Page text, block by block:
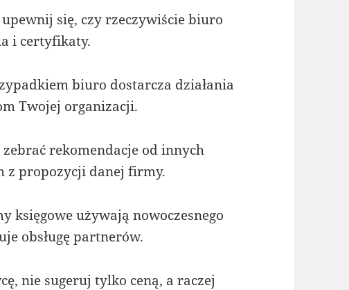
się, czy rzeczywiście biuro
i certyfikaty.
biuro dostarcza działania
Twojej organizacji.
rekomendacje od innych
z propozycji danej firmy.
księgowe używają nowoczesnego
obsługę partnerów.
nie sugeruj tylko ceną, a raczej